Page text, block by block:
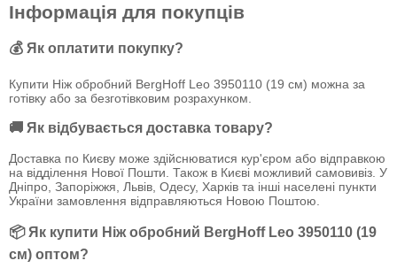
Інформація для покупців
💰 Як оплатити покупку?
Купити Ніж обробний BergHoff Leo 3950110 (19 см) можна за
готівку або за безготівковим розрахунком.
🚚 Як відбувається доставка товару?
Доставка по Києву може здійснюватися кур'єром або відправкою
на відділення Нової Пошти. Також в Києві можливий самовивіз. У
Дніпро, Запоріжжя, Львів, Одесу, Харків та інші населені пункти
України замовлення відправляються Новою Поштою.
📦 Як купити Ніж обробний BergHoff Leo 3950110 (19
см) оптом?